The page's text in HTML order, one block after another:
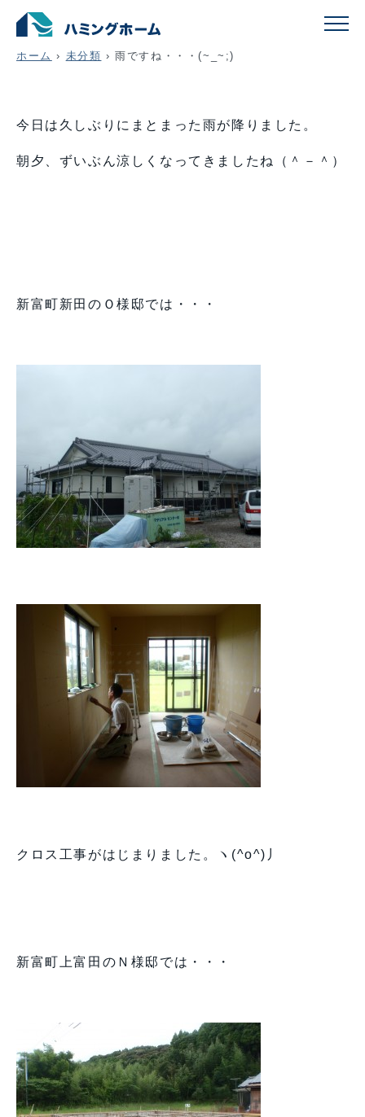
雨ですね・・・(~_~;)
ホーム › 未分類 › 雨ですね・・・(~_~;)
今日は久しぶりにまとまった雨が降りました。
朝夕、ずいぶん涼しくなってきましたね（＾－＾）
新富町新田のＯ様邸では・・・
クロス工事がはじまりました。ヽ(^o^)丿
新富町上富田のＮ様邸では・・・